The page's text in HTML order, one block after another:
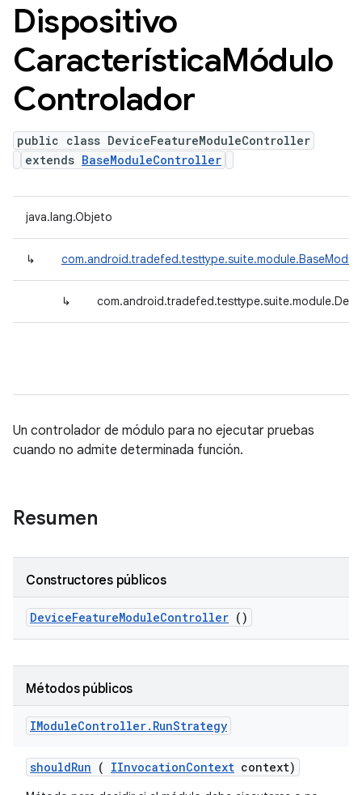
Dispositivo
CaracterísticaMódulo
Controlador
public class DeviceFeatureModuleController
extends BaseModuleController
java.lang.Objeto
↳
↳
Un controlador de módulo para no ejecutar pruebas
cuando no admite determinada función.
Resumen
Constructores públicos
DeviceFeatureModuleController ()
Métodos públicos
IModuleController. RunStrategy
shouldRun ( IInvocationContext context)